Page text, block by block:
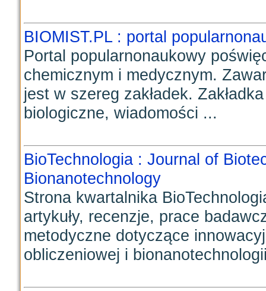
BIOMIST.PL : portal
Portal popularnonaukowy
chemicznym i medycznym.
jest w szereg zakładek.
biologiczne, wiadomości ...
BioTechnologia : Journal of
Bionanotechnology
Strona kwartalnika
artykuły, recenzje, prace
metodyczne dotyczące
obliczeniowej i